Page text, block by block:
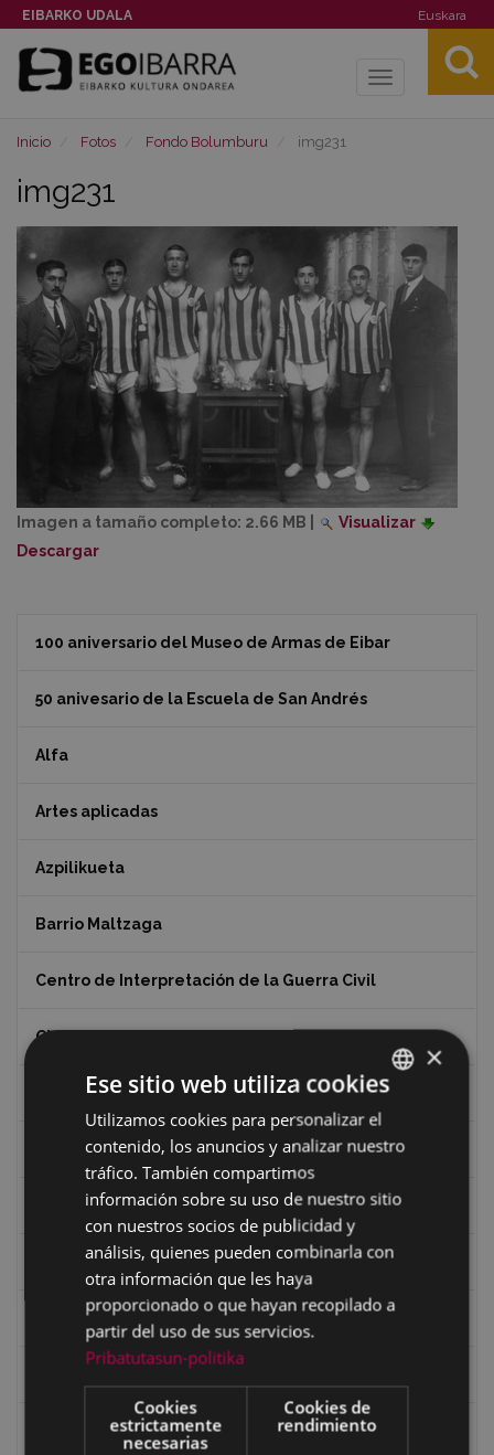
EIBARKO UDALA Euskara
Toggle
Inicio Fotos Fondo Bolumburu img231
img231
Imagen a tamaño completo: 2.66 MB
Visualizar
Descargar
100 aniversario del Museo de Armas de Eibar
50 anivesario de la Escuela de San Andrés
Alfa
Artes aplicadas
Azpilikueta
Barrio Maltzaga
Centro de Interpretación de la Guerra Civil
Ciclismo
Ciclismo "A rueda"
Dibujos de Julen Zabaleta
Eibar desde el aire
Eibartarren ahotan
Ermitas
Fondo Carlos Narbaiza
BASQUE
SPANISH
×
Ese sitio web utiliza cookies
Utilizamos cookies para personalizar el
contenido, los anuncios y analizar nuestro
tráfico. También compartimos
información sobre su uso de nuestro sitio
con nuestros socios de publicidad y
análisis, quienes pueden combinarla con
otra información que les haya
proporcionado o que hayan recopilado a
partir del uso de sus servicios.
Pribatutasun-politika
Cookies
estrictamente
necesarias
Cookies de
rendimiento